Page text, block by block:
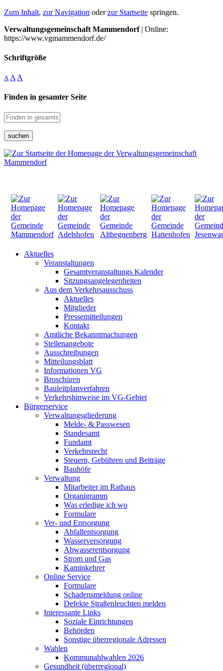
Zum Inhalt, zur Navigation oderzur Startseite springen.
Verwaltungsgemeinschaft Mammendorf| Online:
https://www.vgmammendorf.de/
Schriftgröße
A A A
Finden in gesamter Seite
suchen
Aktuelles
Veranstaltungen
Gesamtveranstaltungs Kalender
Sitzungsangelegenheiten
Aus dem Verkehrsausschuss
Aktuelles
Mitglieder
Pressemitteilungen
Kontakt
Amtliche Bekanntmachungen
Stellenangebote
Ausschreibungen
Mitteilungsblatt
Informationen VG
Broschüren
Bauleitplanverfahren
Verkehrshinweise im VG-Gebiet
Bürgerservice
Verwaltungsgliederung
Melde- & Passwesen
Standesamt
Fundamt
Verkehrsrecht
Steuern, Gebühren und Beiträge
Bauhöfe
Verwaltung
Mitarbeiter im Rathaus
Organigramm
Was erledige ich wo
Formulare
Ver- und Entsorgung
Abfallentsorgung
Wasserversorgung
Abwasserentsorgung
Strom und Gas
Kaminkehrer
Online Service
Formulare
Schadensmeldung online
Defekte Straßenleuchten melden
Interessante Links
Soziale Einrichtungen
Behörden
Sonstige überregionale Adressen
Wahlen
Kommunahlwahlen 2026
Gesundheit (überregional)